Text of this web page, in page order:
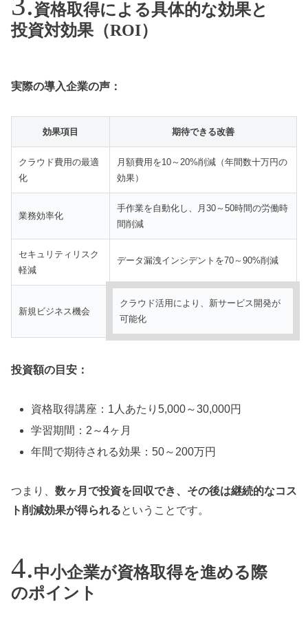
資格取得による具体的な効果と
投資対効果（ROI）
実際の導入企業の声：
効果項目 期待できる改善
クラウド費用の最適
化
月額費用を10～20%削減（年間数十万円の
効果）
業務効率化
手作業を自動化し、月30～50時間の労働時
間削減
セキュリティリスク
軽減
データ漏洩インシデントを70～90%削減
新規ビジネス機会
クラウド活用により、新サービス開発が
可能化
投資額の目安：
資格取得講座：1人あたり5,000～30,000円
学習期間：2～4ヶ月
年間で期待される効果：50～200万円
つまり、 数ヶ月で投資を回収でき、その後は継続的なコス
ト削減効果が得られるということです。
中小企業が資格取得を進める際
のポイント